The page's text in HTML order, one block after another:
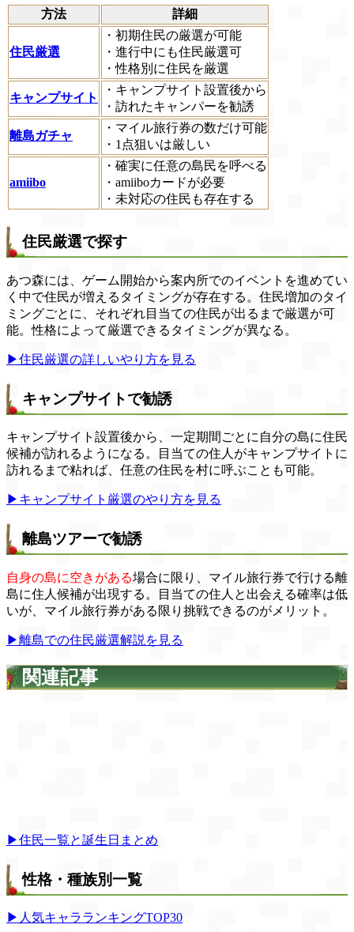
方法 詳細
住民厳選
・初期住民の厳選が可能
・進行中にも住民厳選可
・性格別に住民を厳選
キャンプサイト
・キャンプサイト設置後から
・訪れたキャンパーを勧誘
離島ガチャ
・マイル旅行券の数だけ可能
・1点狙いは厳しい
amiibo
・確実に任意の島民を呼べる
・amiiboカードが必要
・未対応の住民も存在する
住民厳選で探す
あつ森には、ゲーム開始から案内所でのイベントを進めてい
く中で住民が増えるタイミングが存在する。住民増加のタイ
ミングごとに、それぞれ目当ての住民が出るまで厳選が可
能。性格によって厳選できるタイミングが異なる。
▶住民厳選の詳しいやり方を見る
キャンプサイトで勧誘
キャンプサイト設置後から、一定期間ごとに自分の島に住民
候補が訪れるようになる。目当ての住人がキャンプサイトに
訪れるまで粘れば、任意の住民を村に呼ぶことも可能。
▶キャンプサイト厳選のやり方を見る
離島ツアーで勧誘
自身の島に空きがある場合に限り、マイル旅行券で行ける離
島に住人候補が出現する。目当ての住人と出会える確率は低
いが、マイル旅行券がある限り挑戦できるのがメリット。
▶離島での住民厳選解説を見る
関連記事
▶住民一覧と誕生日まとめ
性格・種族別一覧
▶人気キャラランキングTOP30